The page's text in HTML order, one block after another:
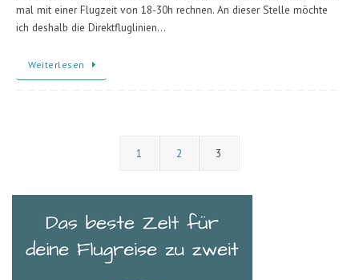
mal mit einer Flugzeit von 18-30h rechnen. An dieser Stelle möchte
ich deshalb die Direktfluglinien…
Weiterlesen
1 2 3